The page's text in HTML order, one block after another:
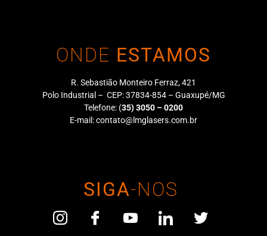
ONDE ESTAMOS
R. Sebastião Monteiro Ferraz, 421
Polo Industrial – CEP: 37834-854 – Guaxupé/MG
Telefone: (35) 3050 – 0200
E-mail:contato@lmglasers.com.br
SIGA-NOS